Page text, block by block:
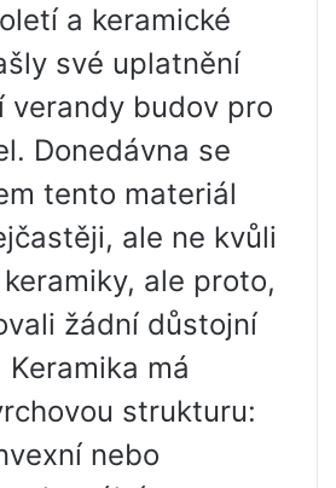
a keramické
své uplatnění
verandy budov pro
Donedávna se
tento materiál
ale ne kvůli
ale proto,
žádní důstojní
má
strukturu:
nebo